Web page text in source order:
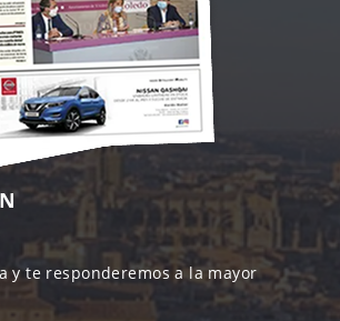
y te responderemos a la mayor